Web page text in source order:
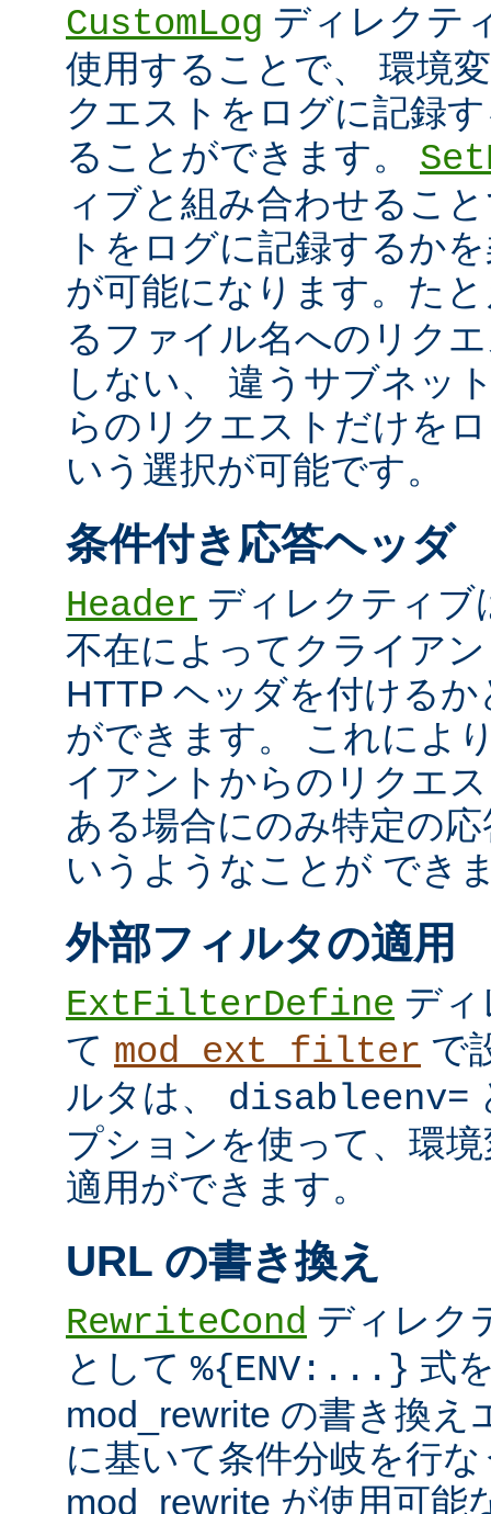
CustomLog ディレクテ
使用することで、 環境
クエストをログに記録
ることができます。
ィブと組み合わせるこ
トをログに記録するか
が可能になります。た
るファイル名へのリク
しない、 違うサブネッ
らのリクエストだけを
いう選択が可能です。
条件付き応答ヘッダ
Header ディレクティブ
不在によってクライア
HTTP ヘッダを付ける
ができます。 これによ
イアントからのリクエ
ある場合にのみ特定の
いうようなことが でき
外部フィルタの適用
ExtFilterDefine デ
て mod_ext_filter で
ルタは、 disableenv=
プションを使って、環
適用ができます。
URL の書き換え
RewriteCond ディレク
として %{ENV:...} 式
mod_rewrite の書き換え
に基いて条件分岐を行
mod_rewrite が使用可能